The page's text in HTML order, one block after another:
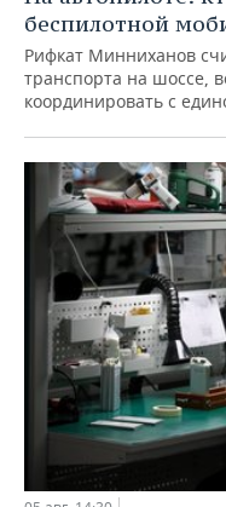
беспилотной
Рифкат Минниханов
транспорта на шоссе,
координировать с